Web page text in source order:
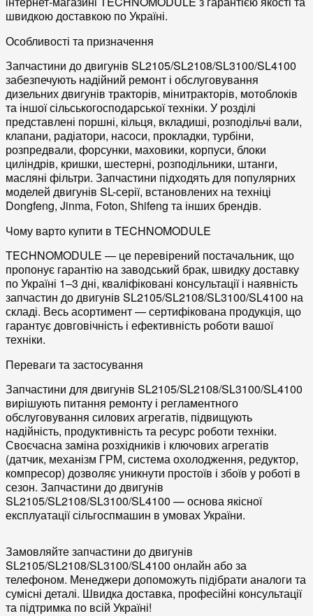
швидкою доставкою по Україні.
Особливості та призначення
Запчастини до двигунів SL2105/SL2108/SL3100/SL4100
забезпечують надійний ремонт і обслуговування
дизельних двигунів тракторів, мінитракторів, мотоблоків
та іншої сільськогосподарської техніки. У розділі
представлені поршні, кільця, вкладиші, розподільчі вали,
клапани, радіатори, насоси, прокладки, турбіни,
розпредвали, форсунки, маховики, корпуси, блоки
циліндрів, кришки, шестерні, розподільники, штанги,
масляні фільтри. Запчастини підходять для популярних
моделей двигунів SL-серії, встановлених на техніці
Dongfeng, Jinma, Foton, Shifeng та інших брендів.
Чому варто купити в TECHNOMODULE
TECHNOMODULE — це перевірений постачальник, що
пропонує гарантію на заводський брак, швидку доставку
по Україні 1–3 дні, кваліфіковані консультації і наявність
запчастин до двигунів SL2105/SL2108/SL3100/SL4100 на
складі. Весь асортимент —сертифікована продукція, що
гарантує довговічність і ефективність роботи вашої
техніки.
Переваги та застосування
Запчастини для двигунів SL2105/SL2108/SL3100/SL4100
вирішують питання ремонту і регламентного
обслуговування силових агрегатів, підвищують
надійність, продуктивністьта ресурс роботи техніки.
Своєчасна заміна розхідників і ключових агрегатів
(датчик, механізм ГРМ, система охолодження, редуктор,
компресор) дозволяє уникнути простоїв і збоїв у роботі в
сезон. Запчастини до двигунів
SL2105/SL2108/SL3100/SL4100 — основа якісної
експлуатації сільгоспмашин в умовах України.
Замовляйте запчастини до двигунів
SL2105/SL2108/SL3100/SL4100 онлайн або за
телефоном. Менеджери допоможуть підібрати аналоги та
сумісні деталі. Швидка доставка, професійні консультації
та підтримка по всій Україні!